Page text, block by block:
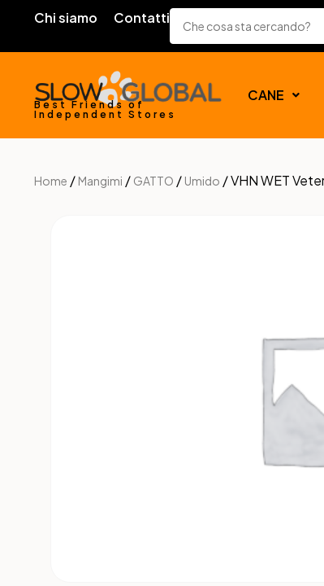
Chi siamo Contatti
Best Friends of
Independent Stores
CANE
Home / Mangimi / GATTO / Umido / VHN WET